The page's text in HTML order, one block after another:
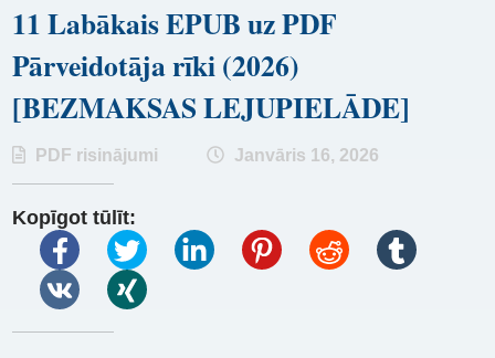
11 Labākais EPUB uz PDF
Pārveidotāja rīki (2026)
[BEZMAKSAS LEJUPIELĀDE]
PDF risinājumi Janvāris 16, 2026
Kopīgot tūlīt: